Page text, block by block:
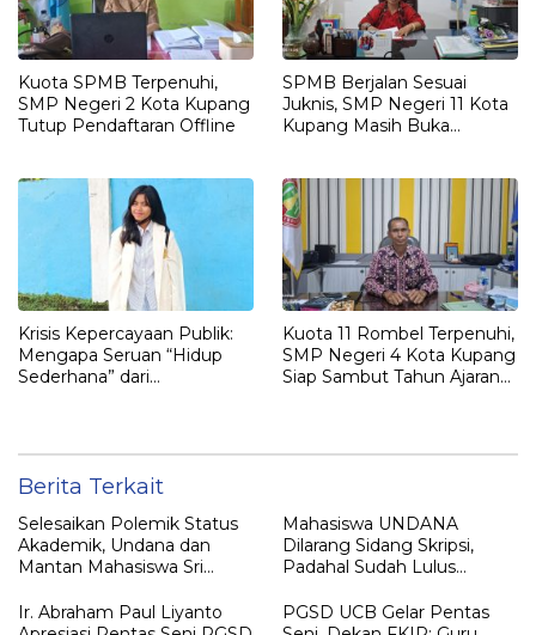
Kuota SPMB Terpenuhi,
SMP Negeri 2 Kota Kupang
Tutup Pendaftaran Offline
SPMB Berjalan Sesuai
Juknis, SMP Negeri 11 Kota
Kupang Masih Buka
Krisis Kepercayaan Publik:
Mengapa Seruan “Hidup
Sederhana” dari
Kuota 11 Rombel Terpenuhi,
SMP Negeri 4 Kota Kupang
Siap Sambut Tahun Ajaran
Berita Terkait
Selesaikan Polemik Status
Akademik, Undana dan
Mantan Mahasiswa Sri
Kesepakatan Lewat Dialog
Mahasiswa UNDANA
Dilarang Sidang Skripsi,
Padahal Sudah Lulus
Semester 13
Ir. Abraham Paul Liyanto
PGSD UCB Gelar Pentas